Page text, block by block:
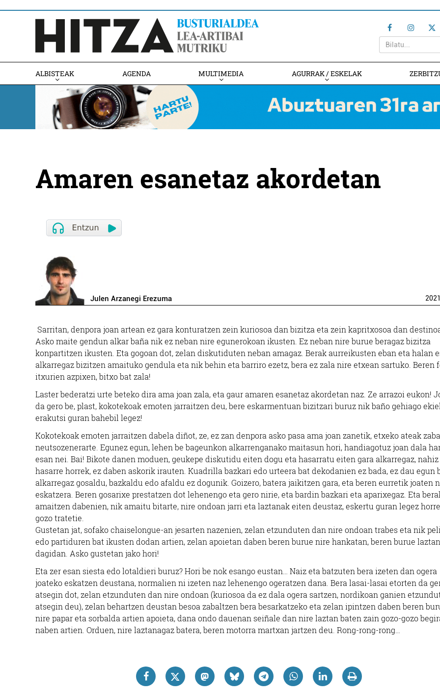
ALBISTEAK AGENDA MULTIMEDIA AGURRAK / ESKELAK
Amaren esanetaz akordetan
Julen Arzanegi Erezuma 2021
Sarritan, denpora joan artean ez gara konturatzen zein kuriosoa dan bizitza eta zein kapritxosoa dan
Asko maite gendun alkar baña nik ez neban nire egunerokoan ikusten. Ez neban nire burue beragaz bizitza
konpartitzen ikusten. Eta gogoan dot, zelan diskutiduten neban amagaz. Berak aurreikusten eban eta halan
alkarregaz bizitzen amaituko gendula eta nik behin eta barriro ezetz, bera ez zala nire etxean sartuko. Beren
itxurien azpixen, bitxo bat zala!
Laster bederatzi urte beteko dira ama joan zala, eta gaur amaren esanetaz akordetan naz. Ze arrazoi eukon!
da gero be, plast, kokotekoak emoten jarraitzen deu, bere eskarmentuan bizitzari buruz nik baño gehiago
erakutsi guran bahebil legez!
Kokotekoak emoten jarraitzen dabela diñot, ze, ez zan denpora asko pasa ama joan zanetik, etxeko ateak
neutsozenerarte. Egunez egun, lehen be bageunkon alkarrenganako maitasun hori, handiagotuz joan dala
esan nei. Bai! Bikote danen moduen, geukepe diskutidu eiten dogu eta hasarratu eiten gara alkarregaz, nahiz
hasarre horrek, ez daben askorik irauten. Kuadrilla bazkari edo urteera bat dekodanien ez bada, ez dau egun
alkarregaz gosaldu, bazkaldu edo afaldu ez dogunik. Goizero, batera jaikitzen gara, eta beren eurretik joaten
eskatzera. Beren gosarixe prestatzen dot lehenengo eta gero nirie, eta bardin bazkari eta aparixegaz. Eta
amaitzen dabenien, nik amaitu bitarte, nire ondoan jarri eta laztanak eiten deustaz, eskertu guran legez
gozo tratetie.
Gustetan jat, sofako chaiselongue-an jesarten nazenien, zelan etzunduten dan nire ondoan trabes eta nik
edo partiduren bat ikusten dodan artien, zelan apoietan daben beren burue nire hankatan, beren burue
dagidan. Asko gustetan jako hori!
Eta zer esan siesta edo lotaldieri buruz? Hori be nok esango eustan… Naiz eta batzuten bera izeten dan ogera
joateko eskatzen deustana, normalien ni izeten naz lehenengo ogeratzen dana. Bera lasai-lasai etorten da
atsegin dot, zelan etzunduten dan nire ondoan (kuriosoa da ez dala ogera sartzen, nordikoan ganien
atsegin deu), zelan behartzen deustan besoa zabaltzen bera besarkatzeko eta zelan ipintzen daben beren
nire papar eta sorbalda artien apoieta, dana ondo dauenan seiñale dan nire laztan baten zain gozo-gozo
naben artien. Orduen, nire laztanagaz batera, beren motorra martxan jartzen deu. Rong-rong-rong…